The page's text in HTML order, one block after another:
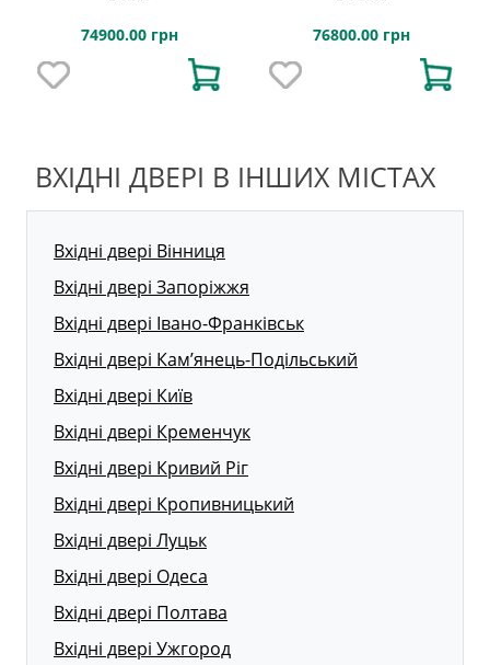
74900.00 грн 76800.00 грн
ВХІДНІ ДВЕРІ В ІНШИХ МІСТАХ
Вхідні двері Вінниця
Вхідні двері Запоріжжя
Вхідні двері Івано-Франківськ
Вхідні двері Кам’янець-Подільський
Вхідні двері Київ
Вхідні двері Кременчук
Вхідні двері Кривий Ріг
Вхідні двері Кропивницький
Вхідні двері Луцьк
Вхідні двері Одеса
Вхідні двері Полтава
Вхідні двері Ужгород